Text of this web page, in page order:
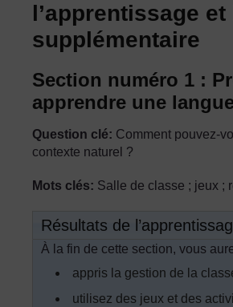
l’apprentissage
supplémentaire
Section numéro 1 :
apprendre une
Question clé: Comment pouvez-
contexte naturel ?
Mots clés: Salle de classe ; jeux ;
Résultats de
À la fin de cette section, vous
appris la gestion de la
utilisez des jeux et des